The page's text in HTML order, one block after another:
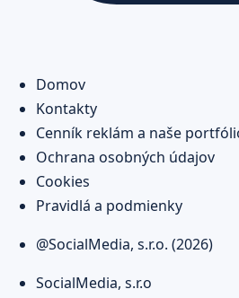
Domov
Kontakty
Cenník reklám a naše
Ochrana osobných údajov
Cookies
Pravidlá a podmienky
@SocialMedia, s.r.o. (2026)
SocialMedia, s.r.o